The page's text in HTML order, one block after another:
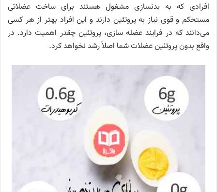
افرادی که به بدنسازی مشغول هستند برای ساخت عضلاتی
مستحکم و قوی نیاز به پروتئین دارند و این افراد بهتر از هر کسی
می‌دانند که در فرایند عضله سازی، پروتئین چقدر اهمیت دارد. در
واقع بدون پروتئین عضلات شما اصلاً رشد نخواهد کرد.